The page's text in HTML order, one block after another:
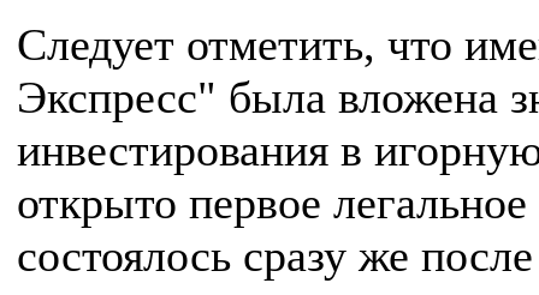
Следует отметить, что
Экспресс" была вложена
инвестирования в
открыто первое
состоялось сразу же